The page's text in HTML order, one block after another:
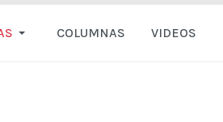
COLUMNAS VIDEOS